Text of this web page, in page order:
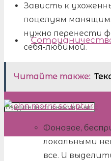
Зависть к
поцелуям
нужно перенести
себя-любимой.
Читайте также:
Фоновое,
локальными
все. И